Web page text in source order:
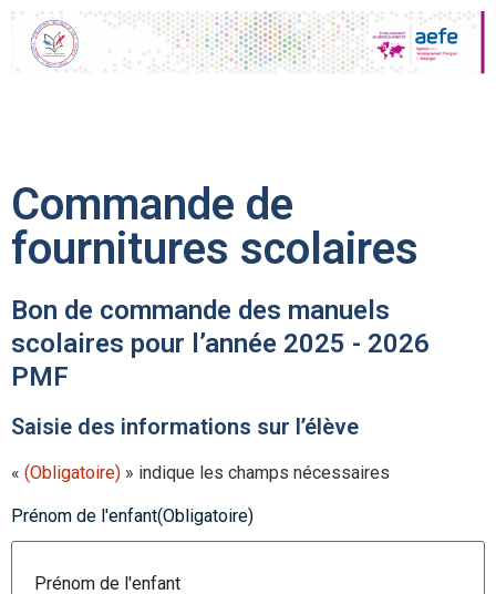
Commande de
fournitures scolaires
Bon de commande des manuels
scolaires pour l’année 2025 - 2026
PMF
Saisie des informations sur l’élève
« (Obligatoire) » indique les champs nécessaires
Prénom de l'enfant(Obligatoire)